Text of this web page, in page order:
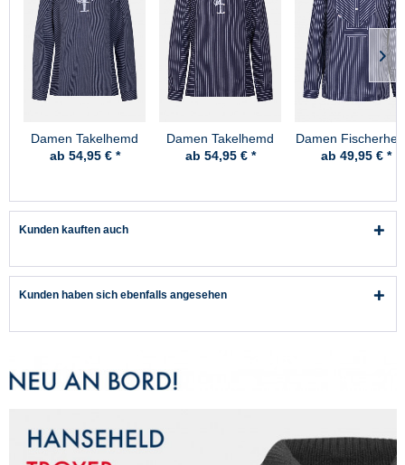
Damen Takelhemd
mit Kordel schmal
ab 54,95 € *
Damen Takelhemd
mit Kordel breit
ab 54,95 € *
Damen
breit gestreift
ab 49,95 € *
Kunden kauften auch
Kunden haben sich ebenfalls angesehen